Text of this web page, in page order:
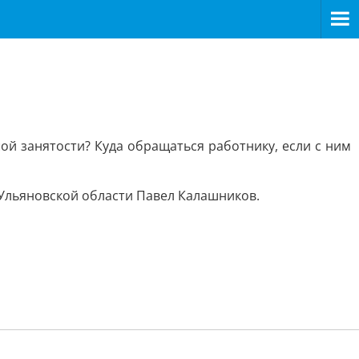
занятости? Куда обращаться работнику, если с ним
области Павел Калашников.